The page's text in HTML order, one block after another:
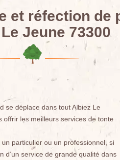
et réfection de
Jeune 73300
se déplace dans tout Albiez Le
offrir les meilleurs services de tonte
particulier ou un professionnel, si
d’un service de grande qualité dans